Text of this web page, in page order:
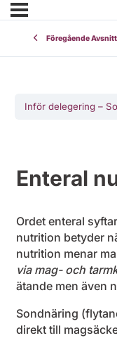
Föregående Avsnitt
Inför delegering –
Enteral
Ordet enteral
nutrition betyder
nutrition menar
via mag- och
ätande men även
Sondnäring
direkt till